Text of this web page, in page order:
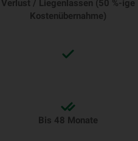
Verlust / Liegenlassen (50 %-ige
Kostenübernahme)
Bis 48 Monate